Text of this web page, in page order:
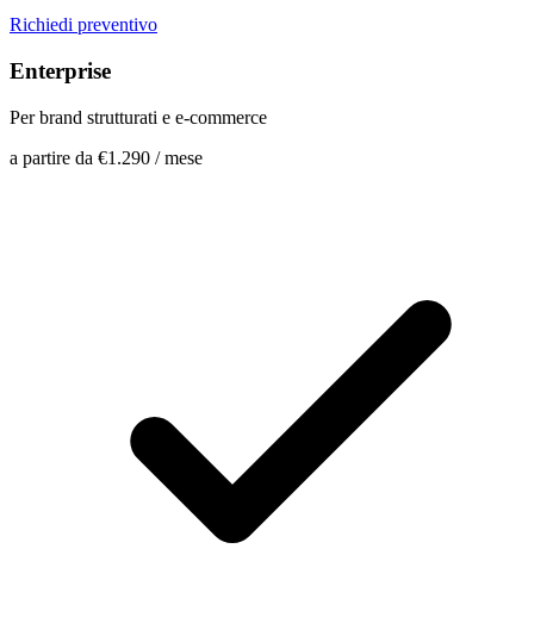
Richiedi preventivo
Enterprise
Per brand strutturati e e-commerce
a partire da €1.290 / mese